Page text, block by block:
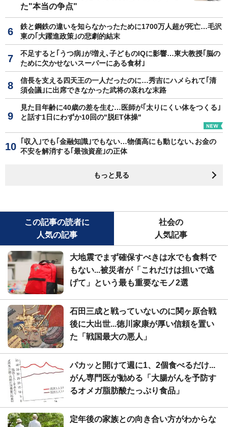
た"本当の争点"
鉄と鋼鉄の違いを知らなかったために1700万人超が死亡…毛沢
東の｢大躍進政策｣の悲劇的結末
不足すると｢うつ病｣が増え､子どものIQに影響…東大教授｢脳の
ために欠かせないスーパーにある食材｣
信長を支える四天王の一人だったのに…秀吉にハメられて｢清
須会議｣に出席できなかった武将の哀れな末路
見た目年齢に40歳の差を生む…医師が｢太りにくい体をつくる｣
と話す1日にわずか10回の"脱ET体操"
｢収入｣でも｢金融知識｣でもない…物価高にも動じない､お金の
不安を解消する｢最強資産｣の正体
もっと見る
この記事の読者に
人気の記事
社会の
人気記事
大地震でまず確保すべきは水でも食料で
もない...被災者が「これだけは担いで逃
げて」という最も重要なモノ2選
石田三成と戦っていないのに関ヶ原合戦
後に大出世...徳川家康が厚い信頼を置い
た「戦国最大の悪人」
パカッと開けて週に1、2個食べるだけ...
がん専門医が勧める「大腸がんを予防す
るオメガ脂肪酸たっぷり食品」
定年後の家族との向き合い方がわからな